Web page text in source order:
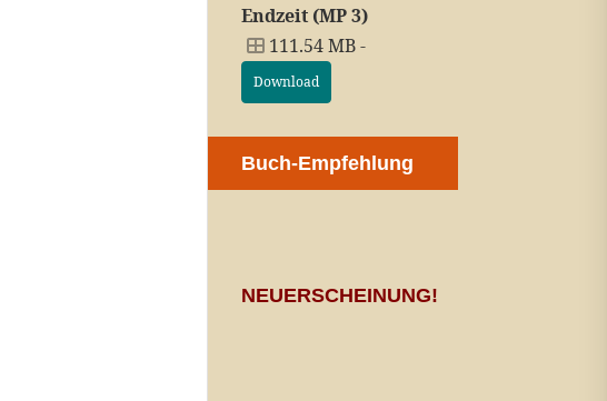
Endzeit (MP 3)
111.54 MB -
Download
Buch-Empfehlung
NEUERSCHEINUNG!